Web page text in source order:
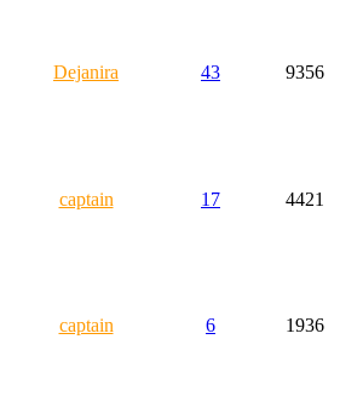
Dejanira 43 9356
captain 17 4421
captain 6 1936